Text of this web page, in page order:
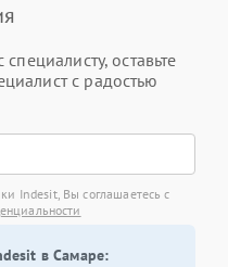
оставьте
с радостью
Indesit, Вы соглашаетесь с
в Самаре: